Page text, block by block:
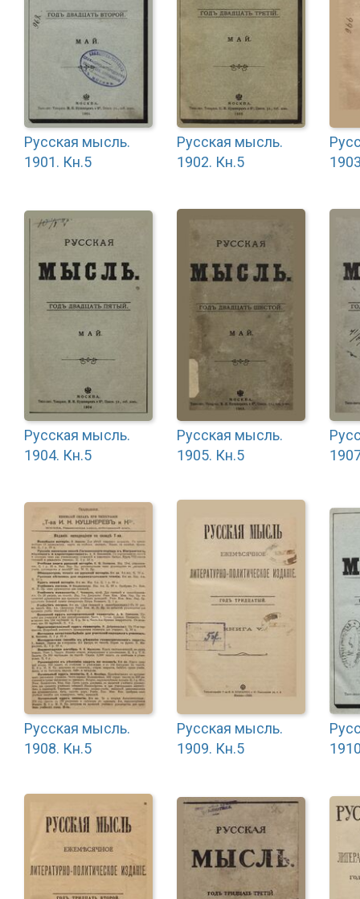
Русская мысль.
1901. Кн.5
Русская мысль.
1902. Кн.5
Русская мысль.
1904. Кн.5
Русская мысль.
1905. Кн.5
Русская мысль.
1908. Кн.5
Русская мысль.
1909. Кн.5